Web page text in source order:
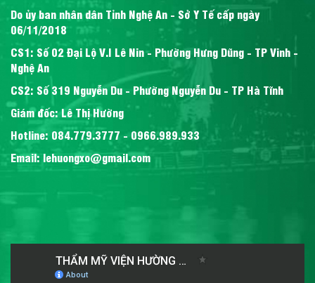
Do ủy ban nhân dân Tỉnh Nghệ An - Sở Y Tế cấp ngày
06/11/2018
CS1: Số 02 Đại Lộ V.I Lê Nin - Phường Hưng Dũng - TP Vinh -
Nghệ An
CS2: Số 319 Nguyễn Du - Phường Nguyễn Du - TP Hà Tĩnh
Giám đốc: Lê Thị Hường
Hotline: 084.779.3777 - 0966.989.933
Email: lehuongxo@gmail.com